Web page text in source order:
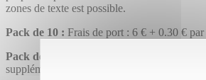
zones de texte est possible.
Pack de 10 : Frais de port : 6 € + 0.30 €
Pack de 30 & Pack de 50 :
Frais de port :
supplémentaire